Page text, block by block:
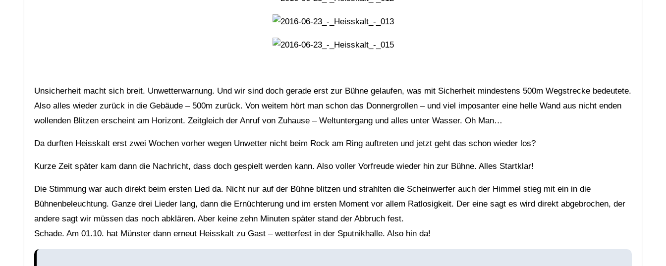
Unsicherheit macht sich breit. Unwetterwarnung. Und wir sind doch gerade erst zur Bühne gelaufen, was mit Sicherheit mindestens 500m Wegstrecke bedeutete.
Also alles wieder zurück in die Gebäude – 500m zurück. Von weitem hört man schon das Donnergrollen – und viel imposanter eine helle Wand aus nicht enden
wollenden Blitzen erscheint am Horizont. Zeitgleich der Anruf von Zuhause – Weltuntergang und alles unter Wasser. Oh Man…
Da durften Heisskalt erst zwei Wochen vorher wegen Unwetter nicht beim Rock am Ring auftreten und jetzt geht das schon wieder los?
Kurze Zeit später kam dann die Nachricht, dass doch gespielt werden kann. Also voller Vorfreude wieder hin zur Bühne. Alles Startklar!
Die Stimmung war auch direkt beim ersten Lied da. Nicht nur auf der Bühne blitzen und strahlten die Scheinwerfer auch der Himmel stieg mit ein in die
Bühnenbeleuchtung. Ganze drei Lieder lang, dann die Ernüchterung und im ersten Moment vor allem Ratlosigkeit. Der eine sagt es wird direkt abgebrochen, der
andere sagt wir müssen das noch abklären. Aber keine zehn Minuten später stand der Abbruch fest.
Schade. Am 01.10. hat Münster dann erneut Heisskalt zu Gast – wetterfest in der Sputnikhalle. Also hin da!